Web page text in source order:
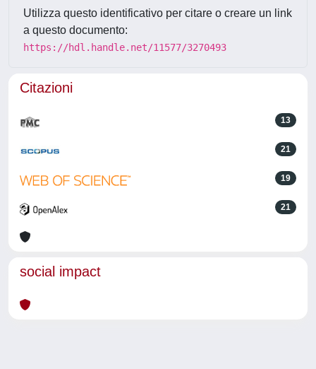
Utilizza questo identificativo per citare o creare un link
a questo documento:
https://hdl.handle.net/11577/3270493
Citazioni
13
21
19
21
social impact